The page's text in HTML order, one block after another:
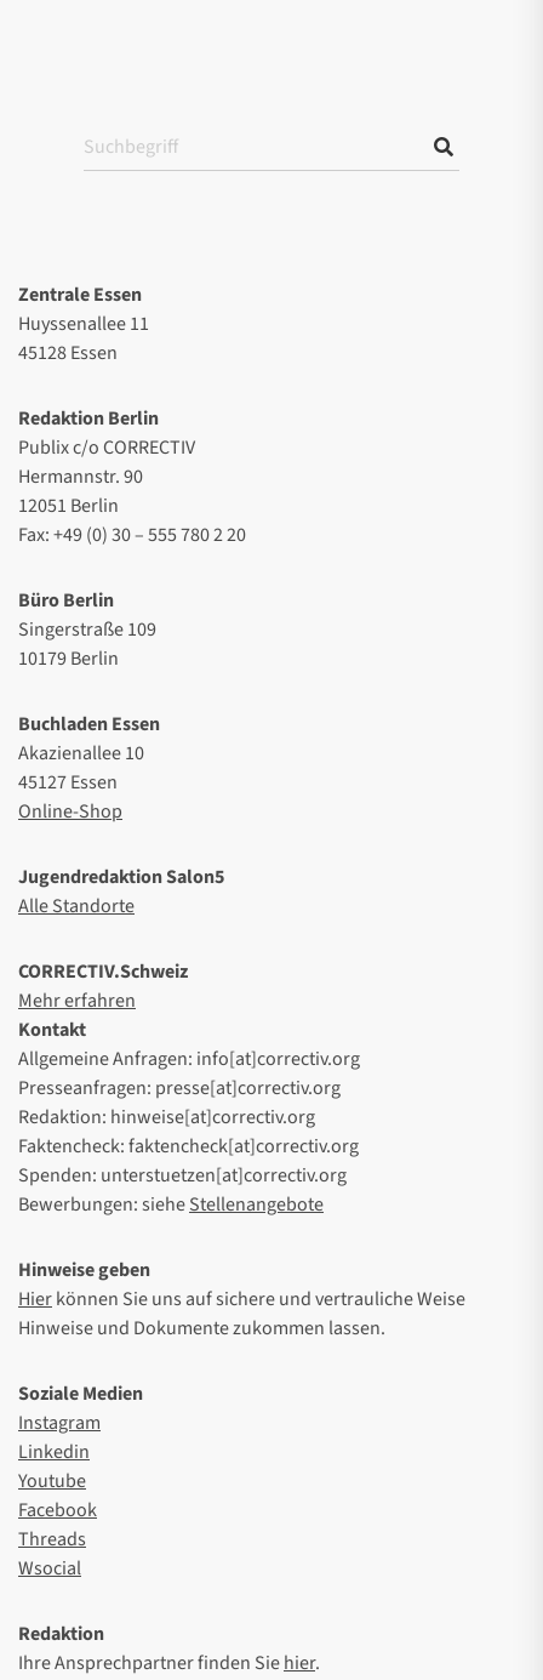
Zentrale Essen
Huyssenallee 11
45128 Essen
Redaktion Berlin
Publix c/o CORRECTIV
Hermannstr. 90
12051 Berlin
Fax: +49 (0) 30 – 555 780 2 20
Büro Berlin
Singerstraße 109
10179 Berlin
Buchladen Essen
Akazienallee 10
45127 Essen
Online-Shop
Jugendredaktion Salon5
Alle Standorte
CORRECTIV.Schweiz
Mehr erfahren
Kontakt
Allgemeine Anfragen: info[at]correctiv.org
Presseanfragen: presse[at]correctiv.org
Redaktion: hinweise[at]correctiv.org
Faktencheck: faktencheck[at]correctiv.org
Spenden: unterstuetzen[at]correctiv.org
Bewerbungen: sieheStellenangebote
Hinweise geben
Hierkönnen Sie uns auf sichere und vertrauliche Weise
Hinweise und Dokumente zukommen lassen.
Soziale Medien
Instagram
Linkedin
Youtube
Facebook
Threads
Wsocial
Redaktion
Ihre Ansprechpartner finden Siehier.